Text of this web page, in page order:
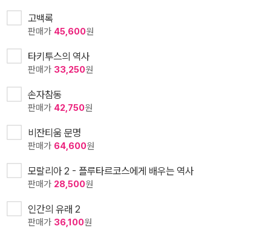
고백록
판매가 45,600원
타키투스의 역사
판매가 33,250원
손자참동
판매가 42,750원
비잔티움 문명
판매가 64,600원
모랄리아 2 - 플루타르코스에게 배우는 역사
판매가 28,500원
인간의 유래 2
판매가 36,100원